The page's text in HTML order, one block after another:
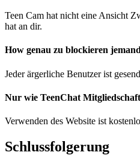
Teen Cam hat nicht eine Ansicht
hat an dir.
How genau zu blockieren
Jeder ärgerliche Benutzer ist
Nur wie TeenChat
Verwenden des Website ist
Schlussfolgerung